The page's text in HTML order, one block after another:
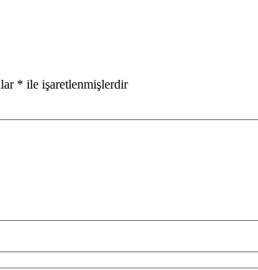
* ile işaretlenmişlerdir